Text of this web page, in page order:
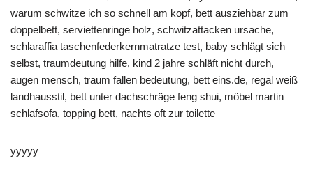
warum schwitze ich so schnell am kopf, bett ausziehbar zum
doppelbett, serviettenringe holz, schwitzattacken ursache,
schlaraffia taschenfederkernmatratze test, baby schlägt sich
selbst, traumdeutung hilfe, kind 2 jahre schläft nicht durch,
augen mensch, traum fallen bedeutung, bett eins.de, regal weiß
landhausstil, bett unter dachschräge feng shui, möbel martin
schlafsofa, topping bett, nachts oft zur toilette
yyyyy